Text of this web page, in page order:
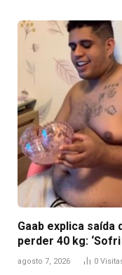
Gaab explica
perder 40 kg:
agosto 7, 2026 0